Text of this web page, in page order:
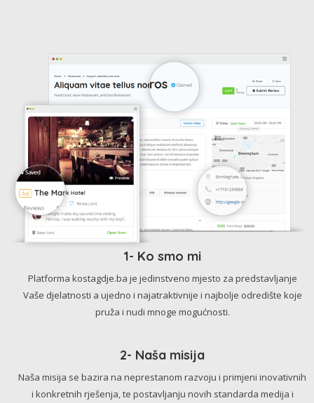
1- Ko smo mi
Platforma kostagdje.ba je jedinstveno mjesto za predstavljanje
Vaše djelatnosti a ujedno i najatraktivnije i najbolje odredište koje
pruža i nudi mnoge mogućnosti.
2- Naša misija
Naša misija se bazira na neprestanom razvoju i primjeni inovativnih
i konkretnih rješenja, te postavljanju novih standarda medija i